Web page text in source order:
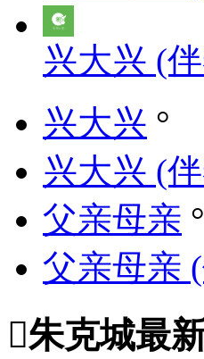
兴大兴 (
兴大兴 °
兴大兴 (
父亲母亲 °
父亲母亲
朱克城最